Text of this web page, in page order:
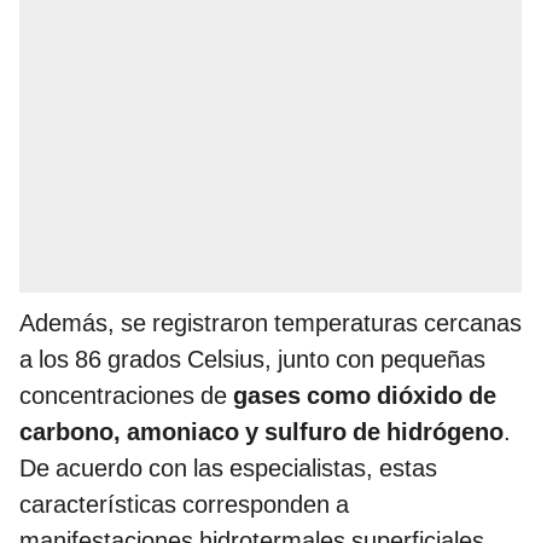
Además, se registraron temperaturas cercanas
a los 86 grados Celsius, junto con pequeñas
concentraciones de gases como dióxido de
carbono, amoniaco y sulfuro de hidrógeno.
De acuerdo con las especialistas, estas
características corresponden a